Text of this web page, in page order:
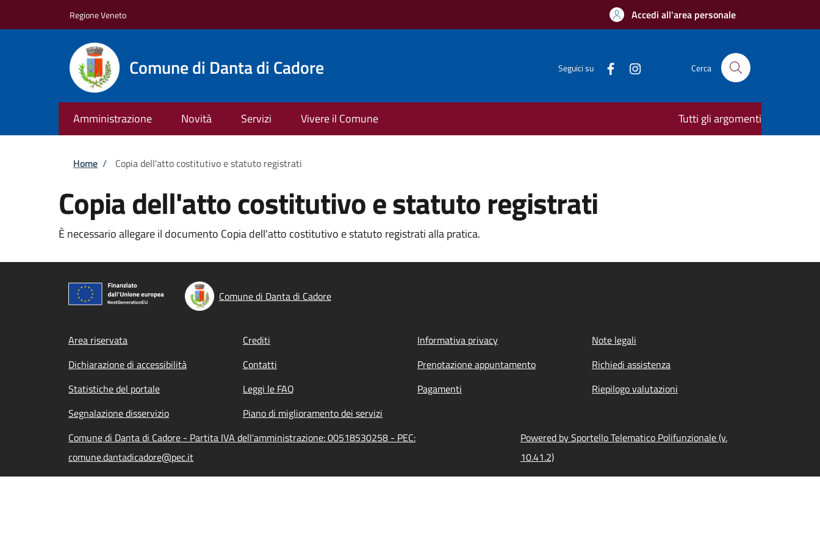
Regione Veneto Accedi all'area personale
Comune di Danta di Cadore Seguici su Cerca
Amministrazione Novità Servizi Vivere il Comune Tutti gli argomenti
Briciole di pane
Home / Copia dell'atto costitutivo e statuto registrati
Copia dell'atto costitutivo e statuto registrati
È necessario allegare il documento Copia dell'atto costitutivo e statuto registrati alla pratica.
Comune di Danta di Cadore
Footer menu
Area riservata Crediti Informativa privacy
Note legali
Dichiarazione di accessibilità
Contatti Prenotazione appuntamento
Richiedi assistenza
Statistiche del portale
Leggi le FAQ Pagamenti
Riepilogo valutazioni
Segnalazione disservizio
Piano di miglioramento dei servizi
Comune di Danta di Cadore - Partita IVA dell'amministrazione: 00518530258 - PEC:
comune.dantadicadore@pec.it
Powered by Sportello Telematico Polifunzionale (v.
10.41.2)